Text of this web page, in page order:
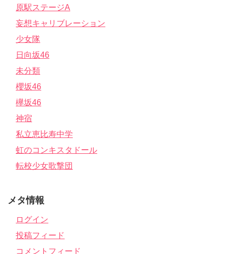
原駅ステージA
妄想キャリブレーション
少女隊
日向坂46
未分類
櫻坂46
欅坂46
神宿
私立恵比寿中学
虹のコンキスタドール
転校少女歌撃団
メタ情報
ログイン
投稿フィード
コメントフィード